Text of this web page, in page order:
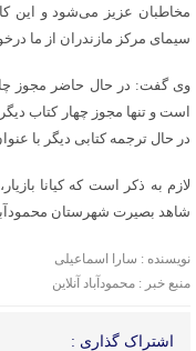
مخاطبان عزیز می‌شود و این
سیمای مرکز مازندران از ما
وی گفت: در حال حاضر مجوز
است و تنها مجوز چهار کتاب
در حال ترجمه کتابی دیگر با
لازم به ذکر است که کیانا
شاهد بصیرت شهرستان
نویسنده : سارا اسماعیلی
منبع خبر : محمودآباد آنلاین
اشتراک گذاری :